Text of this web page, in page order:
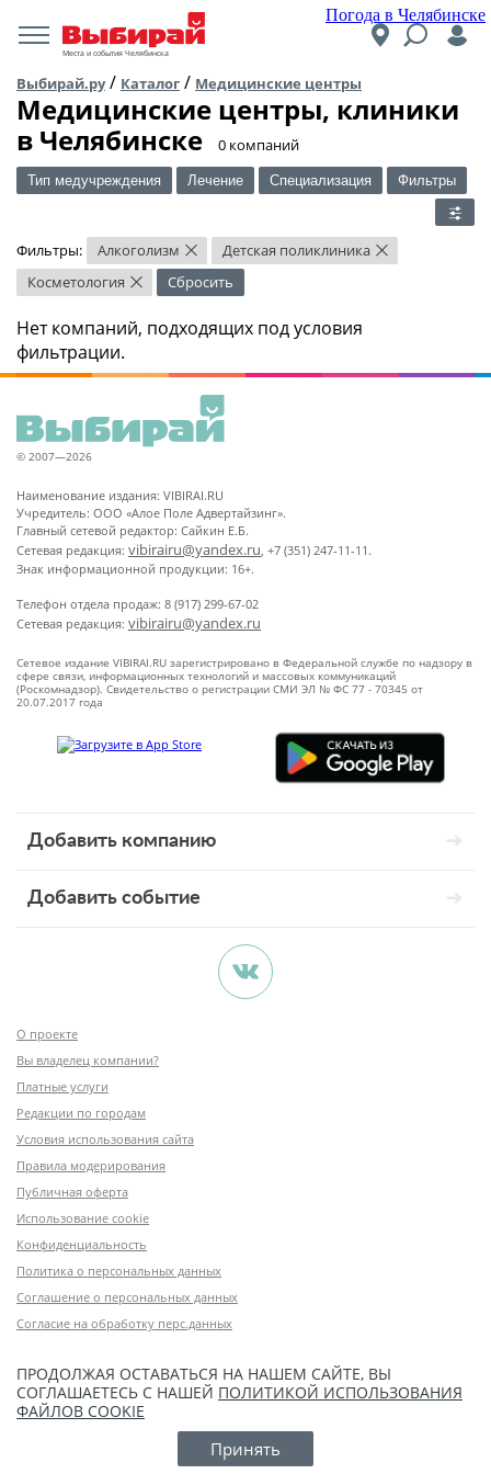
Погода в Челябинске
Места и события Челябинска
Выбирай.ру/ Каталог / Медицинские центры
Медицинские центры, клиники
в Челябинске
​0 компаний
Тип медучреждения Лечение Специализация Фильтры
Фильтры: Алкоголизм × Детская поликлиника ×
Косметология × Сбросить
Нет компаний, подходящих под условия
фильтрации.
© 2007—2026
Наименование издания: VIBIRAI.RU
Учредитель: ООО «Алое Поле Адвертайзинг».
Главный сетевой редактор: Сайкин Е.Б.
Сетевая редакция: vibirairu@yandex.ru, +7 (351) 247-11-11.
Знак информационной продукции: 16+.
Телефон отдела продаж: 8 (917) 299-67-02
Сетевая редакция: vibirairu@yandex.ru
Сетевое издание VIBIRAI.RU зарегистрировано в Федеральной службе по надзору в
сфере связи, информационных технологий и массовых коммуникаций
(Роскомнадзор). Свидетельство о регистрации СМИ ЭЛ № ФС 77 - 70345 от
20.07.2017 года
Добавить компанию
Добавить событие
О проекте
Вы владелец компании?
Платные услуги
Редакции по городам
Условия использования сайта
Правила модерирования
Публичная оферта
Использование cookie
Конфиденциальность
Политика о персональных данных
Соглашение о персональных данных
Согласие на обработку перс.данных
ПРОДОЛЖАЯ ОСТАВАТЬСЯ НА НАШЕМ САЙТЕ, ВЫ
СОГЛАШАЕТЕСЬ С НАШЕЙ ПОЛИТИКОЙ ИСПОЛЬЗОВАНИЯ
ФАЙЛОВ COOKIE
Принять